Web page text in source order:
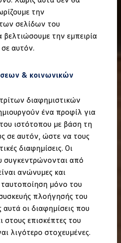
την
σελίδων του
βελτιώσουμε την εμπειρία
αυτόν.
& κοινωνικών
διαφημιστικών
ένα προφίλ για
ιστότοπου με βάση τη
σε αυτόν, ώστε να τους
διαφημίσεις. Οι
συγκεντρώνονται από
ανώνυμες και
μόνο του
πλοήγησής του
οι διαφημίσεις που
επισκέπτες του
λιγότερο στοχευμένες.
εξωτερική προστασία
και αποσκευών
ηλεκτρονικές συσκευές
φόρτισης και καλώδια
σύνδεση και
τηλεφώνου και οχήματος
Φόρτισης
& Επιστροφή
και Τεχνικά μέτρα
και ενδεικτικές λυχνίες
λογισμικού
- Ψηφιακό εγχειρίδιο
Click@Service
Plus
Volkswagen
Επισκευή Επαγγελματικών
Volkswagen